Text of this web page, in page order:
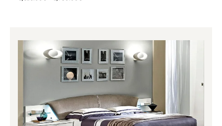
range:
1,725.00€
through
1,986.00€